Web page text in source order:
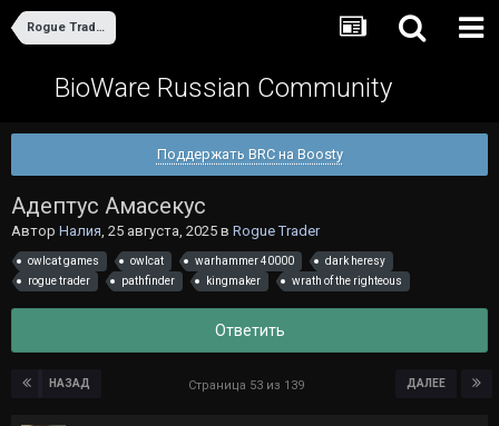
Rogue Trader
BioWare Russian Community
Поддержать BRC на Boosty
Адептус Амасекус
Автор Налия, 25 августа, 2025 в Rogue Trader
owlcat games owlcat warhammer 40000
dark heresy
rogue trader
pathfinder kingmaker wrath of the righteous
Ответить
НАЗАД ДАЛЕЕ
Страница 53 из 139